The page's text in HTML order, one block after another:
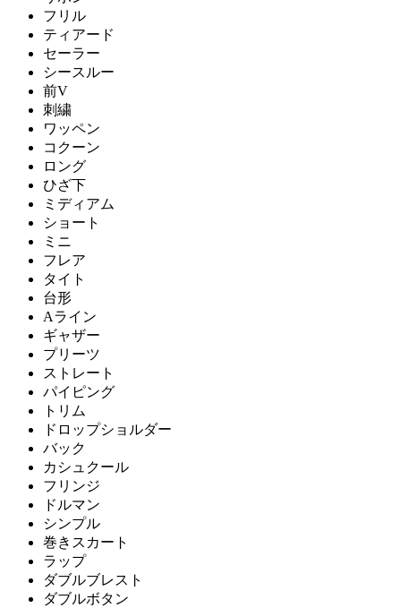
フリル
ティアード
セーラー
シースルー
前V
刺繍
ワッペン
コクーン
ロング
ひざ下
ミディアム
ショート
ミニ
フレア
タイト
台形
Aライン
ギャザー
プリーツ
ストレート
パイピング
トリム
ドロップショルダー
バック
カシュクール
フリンジ
ドルマン
シンプル
巻きスカート
ラップ
ダブルブレスト
ダブルボタン